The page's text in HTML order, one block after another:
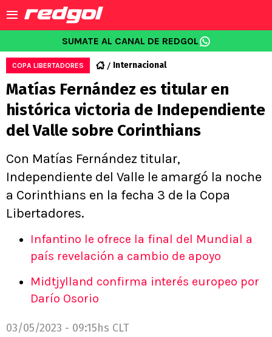
SUMATE AL CANAL DE REDGOL
COPA LIBERTADORES Internacional
Matías Fernández es titular en
histórica victoria de Independiente
del Valle sobre Corinthians
Con Matías Fernández titular,
Independiente del Valle le amargó la noche
a Corinthians en la fecha 3 de la Copa
Libertadores.
Infantino le ofrece la final del Mundial a
país revelación a cambio de apoyo
Midtjylland confirma interés europeo por
Darío Osorio
03/05/2023 - 09:15hs CLT